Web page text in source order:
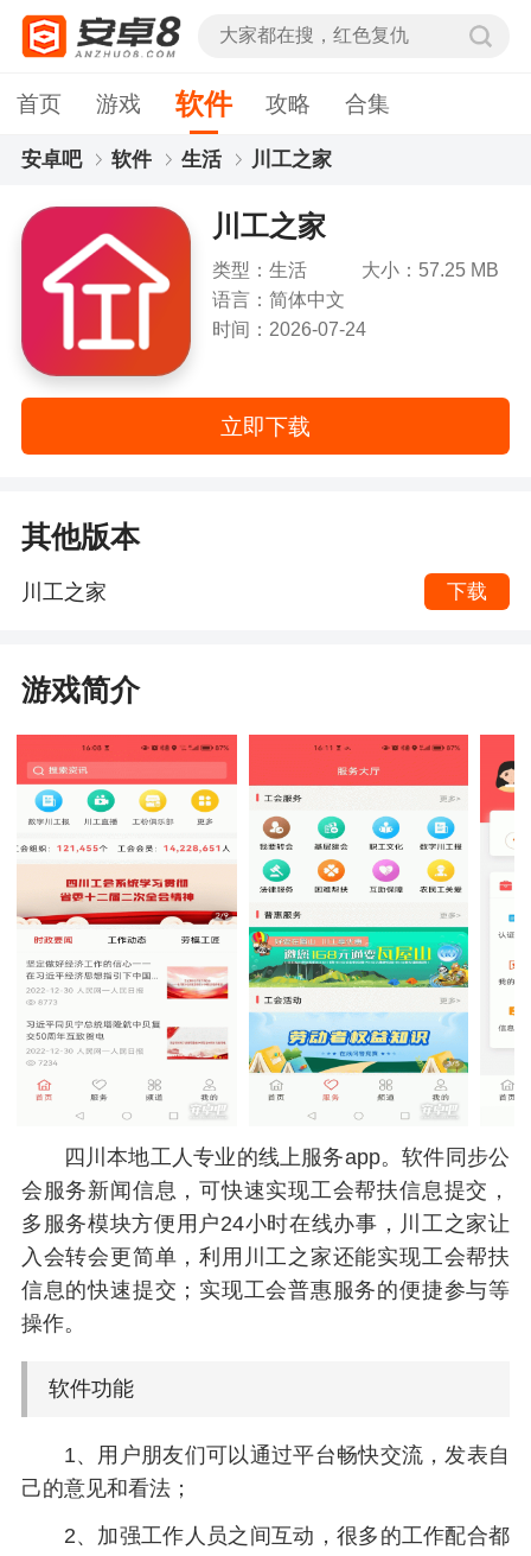
首页 游戏 软件 攻略 合集
安卓吧 软件 生活 川工之家
川工之家
类型：生活
大小：57.25 MB
语言：简体中文
时间：2026-07-24
立即下载
其他版本
川工之家 下载
游戏简介
四川本地工人专业的线上服务app。软件同步公
会服务新闻信息，可快速实现工会帮扶信息提交，
多服务模块方便用户24小时在线办事，川工之家让
入会转会更简单，利用川工之家还能实现工会帮扶
信息的快速提交；实现工会普惠服务的便捷参与等
操作。
软件功能
1、用户朋友们可以通过平台畅快交流，发表自
己的意见和看法；
2、加强工作人员之间互动，很多的工作配合都